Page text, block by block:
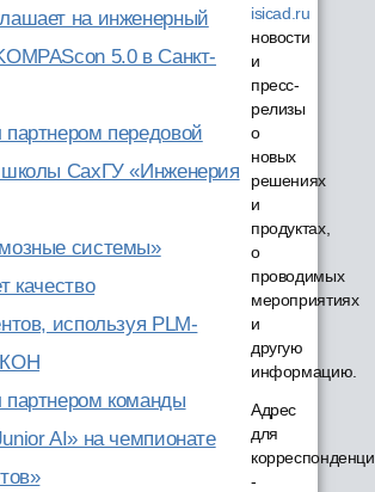
на инженерный
5.0 в Санкт-
передовой
СахГУ «Инженерия
системы»
качество
используя PLM-
команды
AI» на чемпионате
isicad.ru
новости
и
пресс-
релизы
о
новых
решениях
и
продуктах,
о
проводимых
мероприятиях
и
другую
информацию.
Адрес
для
-